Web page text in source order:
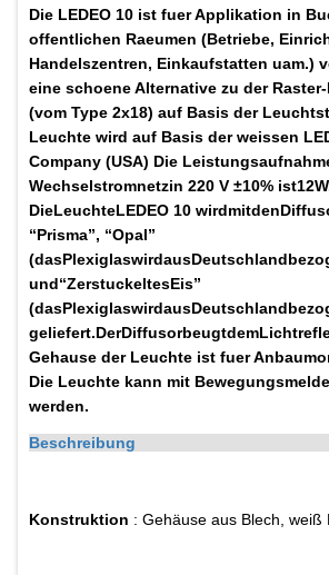
Die LEDEO 10 ist fuer Applikation in
offentlichen Raeumen (Betriebe,
Handelszentren, Einkaufstatten uam.)
eine schoene Alternative zu der
(vom Type 2x18) auf Basis der
Leuchte wird auf Basis der weissen
Company (USA) Die
Wechselstromnetzin 220 V ±10%
DieLeuchteLEDEO 10
“Prisma”, “Opal”
und“ZerstuckeltesEis”
Gehause der Leuchte ist fuer
Die Leuchte kann mit
werden.
Beschreibung
Konstruktion : Gehäuse aus Blech, weiß